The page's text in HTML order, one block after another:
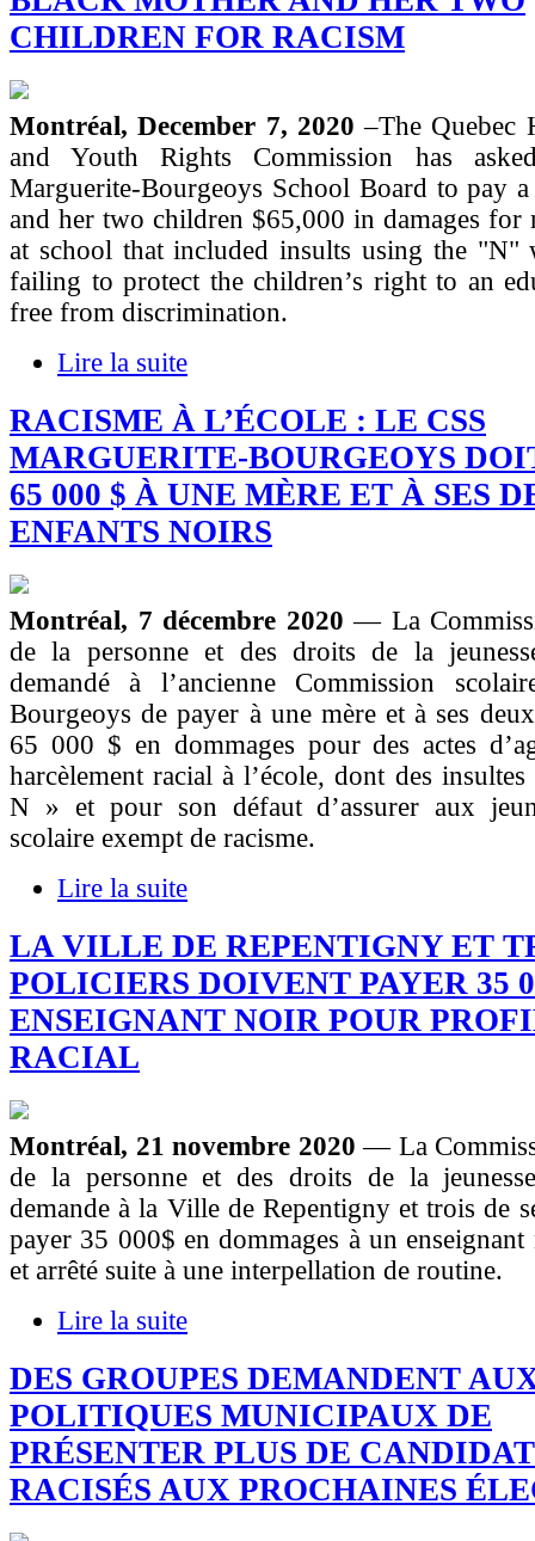
CHILDREN FOR RACISM
Montréal, December 7, 2020–The Quebec
and Youth Rights Commission has
Marguerite-Bourgeoys School Board to pay
and her two children $65,000 in damages for
at school that included insults using the "N"
failing to protect the children’s right to an
free from discrimination.
Lire la suite
RACISME À L’ÉCOLE : LE CSS
MARGUERITE-BOURGEOYS
65 000 $ À UNE MÈRE ET À SES
ENFANTS NOIRS
Montréal, 7 décembre 2020— La
de la personne et des droits de la
demandé à l’ancienne Commission
Bourgeoys de payer à une mère et à ses
65 000 $ en dommages pour des actes
harcèlement racial à l’école, dont des
N » et pour son défaut d’assurer aux
scolaire exempt de racisme.
Lire la suite
LA VILLE DE REPENTIGNY ET
POLICIERS DOIVENT PAYER 35
ENSEIGNANT NOIR POUR
RACIAL
Montréal, 21 novembre 2020— La
de la personne et des droits de la
demande à la Ville de Repentigny et trois de
payer 35 000$ en dommages à un
et arrêté suite à une interpellation de routine.
Lire la suite
DES GROUPES DEMANDENT
POLITIQUES MUNICIPAUX DE
PRÉSENTER PLUS DE
RACISÉS AUX PROCHAINES